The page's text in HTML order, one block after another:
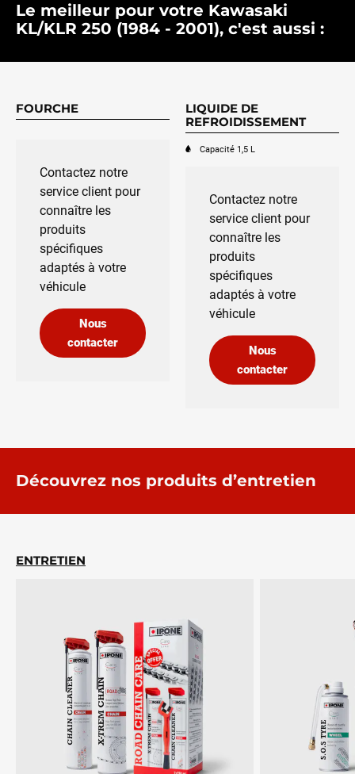
Le meilleur pour votre Kawasaki
KL/KLR 250 (1984 - 2001), c'est aussi :
FOURCHE
Contactez notre
service client pour
connaître les
produits
spécifiques
adaptés à votre
véhicule
Nous
contacter
LIQUIDE DE
REFROIDISSEMENT
Capacité 1,5 L
Contactez notre
service client pour
connaître les
produits
spécifiques
adaptés à votre
véhicule
Nous
contacter
Découvrez nos produits d’entretien
ENTRETIEN